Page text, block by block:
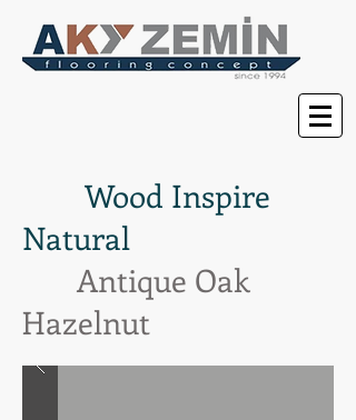
Wood Inspire
Natural
Antique Oak
Hazelnut